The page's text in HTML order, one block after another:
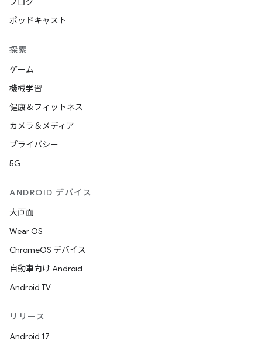
ポッドキャスト
探索
ゲーム
機械学習
健康＆フィットネス
カメラ＆メディア
プライバシー
5G
ANDROID デバイス
大画面
Wear OS
ChromeOS デバイス
自動車向け Android
Android TV
リリース
Android 17